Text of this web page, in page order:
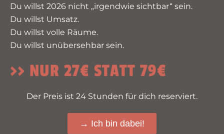
Du willst 2026 nicht „irgendwie sichtbar“ sein.
Du willst Umsatz.
Du willst volle Räume.
Du willst unübersehbar sein.
>> NUR 27€ STATT 79€
Der Preis ist 24 Stunden für dich reserviert.
→ Ich bin dabei!